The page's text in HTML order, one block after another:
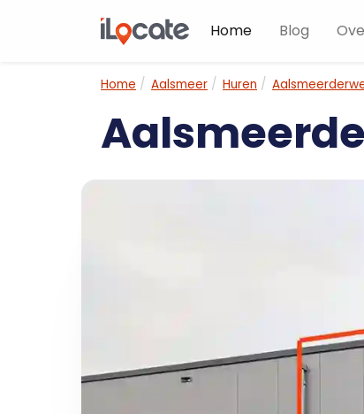
Home Blog
Home Aalsmeer Huren